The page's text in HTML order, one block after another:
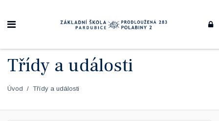
Třídy a události
Úvod Třídy a události